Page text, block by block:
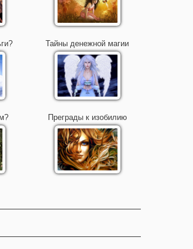
Тайны денежной магии
Преграды к изобилию